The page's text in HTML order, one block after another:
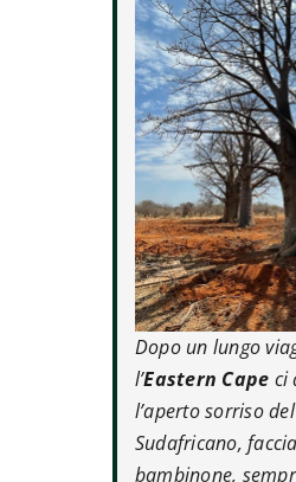
Dopo un lungo
l’Eastern Cape ci
l’aperto sorriso
Sudafricano,
bambinone,